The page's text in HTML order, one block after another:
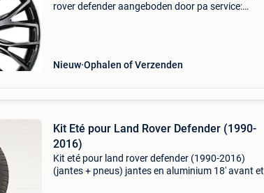
rover defender aangeboden door pa service:
Nieuw Ophalen of Verzenden
Kit Eté pour Land Rover Defender (1990-
2016)
Kit eté pour land rover defender (1990-2016)
(jantes + pneus) jantes en aluminium 18' avant et